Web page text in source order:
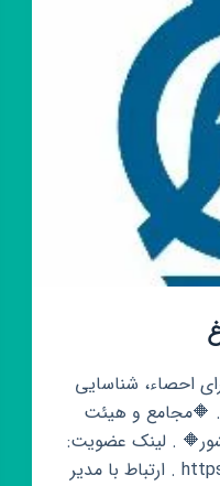
احصاء، شناسایی
🔶️مجامع و هیئت
. لینک عضویت:
https://rubika.ir/kooyesimorgh . ارتباط با مدیر